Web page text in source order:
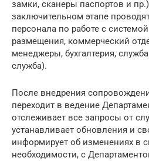
замки, сканеры паспортов и
заключительном этапе
персонала по работе с
размещения, коммерческий
менеджеры, бухгалтерия,
служба).
После внедрения
переходит в ведение
отслеживает все запросы от
устанавливает обновления и
информирует об изменениях в
необходимости, с